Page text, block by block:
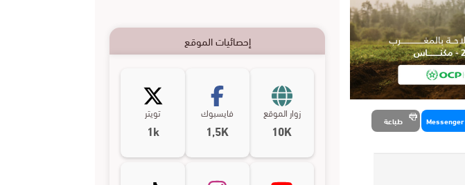
Messenger طباعة
إحصائيات الموقع
زوار الموقع
10K
فايسبوك
1,5K
تويتر
1k